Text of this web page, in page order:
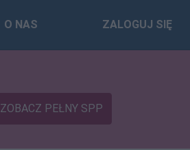
O NAS ZALOGUJ SIĘ
ZOBACZ PEŁNY SPP